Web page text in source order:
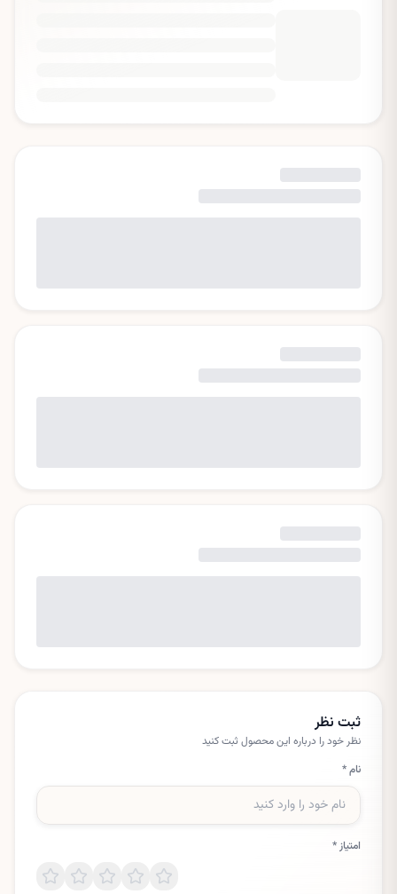
ثبت نظر
نظر خود را درباره اینمحصول ثبت کنید
نام *
امتیاز *